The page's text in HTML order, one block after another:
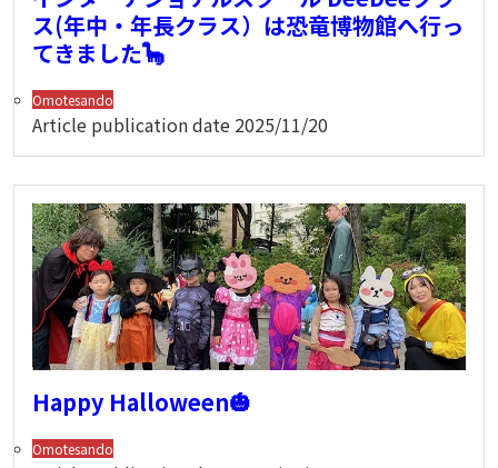
ス(年中・年長クラス）は恐竜博物館へ行っ
てきました🦕
Omotesando
Article publication date 2025/11/20
Happy Halloween🎃
Omotesando